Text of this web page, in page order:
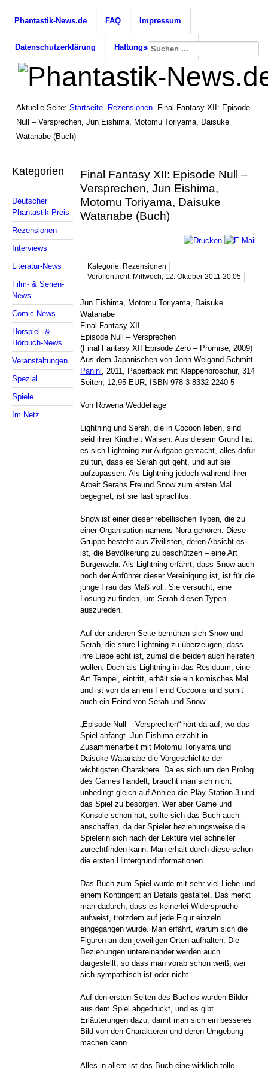
Phantastik-News.de FAQ Impressum
Datenschutzerklärung Haftungsausschluss
Aktuelle Seite: Startseite Rezensionen
Final Fantasy XII: Episode
Null – Versprechen, Jun Eishima, Motomu Toriyama, Daisuke
Watanabe (Buch)
Kategorien
Deutscher
Phantastik Preis
Rezensionen
Interviews
Literatur-News
Film- & Serien-
News
Comic-News
Hörspiel- &
Hörbuch-News
Veranstaltungen
Spezial
Spiele
Im Netz
Final Fantasy XII: Episode Null –
Versprechen, Jun Eishima,
Motomu Toriyama, Daisuke
Watanabe (Buch)
Kategorie: Rezensionen
Veröffentlicht: Mittwoch, 12. Oktober 2011 20:05
Jun Eishima, Motomu Toriyama, Daisuke
Watanabe
Final Fantasy XII
Episode Null – Versprechen
(Final Fantasy XII Episode Zero – Promise, 2009)
Aus dem Japanischen von John Weigand-Schmitt
Panini , 2011, Paperback mit Klappenbroschur, 314
Seiten, 12,95 EUR, ISBN 978-3-8332-2240-5
Von Rowena Weddehage
Lightning und Serah, die in Cocoon leben, sind
seid ihrer Kindheit Waisen. Aus diesem Grund hat
es sich Lightning zur Aufgabe gemacht, alles dafür
zu tun, dass es Serah gut geht, und auf sie
aufzupassen. Als Lightning jedoch während ihrer
Arbeit Serahs Freund Snow zum ersten Mal
begegnet, ist sie fast sprachlos.
Snow ist einer dieser rebellischen Typen, die zu
einer Organisation namens Nora gehören. Diese
Gruppe besteht aus Zivilisten, deren Absicht es
ist, die Bevölkerung zu beschützen – eine Art
Bürgerwehr. Als Lightning erfährt, dass Snow auch
noch der Anführer dieser Vereinigung ist, ist für die
junge Frau das Maß voll. Sie versucht, eine
Lösung zu finden, um Serah diesen Typen
auszureden.
Auf der anderen Seite bemühen sich Snow und
Serah, die sture Lightning zu überzeugen, dass
ihre Liebe echt ist, zumal die beiden auch heiraten
wollen. Doch als Lightning in das Residuum, eine
Art Tempel, eintritt, erhält sie ein komisches Mal
und ist von da an ein Feind Cocoons und somit
auch ein Feind von Serah und Snow.
„Episode Null – Versprechen“ hört da auf, wo das
Spiel anfängt. Jun Eishima erzählt in
Zusammenarbeit mit Motomu Toriyama und
Daisuke Watanabe die Vorgeschichte der
wichtigsten Charaktere. Da es sich um den Prolog
des Games handelt, braucht man sich nicht
unbedingt gleich auf Anhieb die Play Station 3 und
das Spiel zu besorgen. Wer aber Game und
Konsole schon hat, sollte sich das Buch auch
anschaffen, da der Spieler beziehungsweise die
Spielerin sich nach der Lektüre viel schneller
zurechtfinden kann. Man erhält durch diese schon
die ersten Hintergrundinformationen.
Das Buch zum Spiel wurde mit sehr viel Liebe und
einem Kontingent an Details gestaltet. Das merkt
man dadurch, dass es keinerlei Widersprüche
aufweist, trotzdem auf jede Figur einzeln
eingegangen wurde. Man erfährt, warum sich die
Figuren an den jeweiligen Orten aufhalten. Die
Beziehungen untereinander werden auch
dargestellt, so dass man vorab schon weiß, wer
sich sympathisch ist oder nicht.
Auf den ersten Seiten des Buches wurden Bilder
aus dem Spiel abgedruckt, und es gibt
Erläuterungen dazu, damit man sich ein besseres
Bild von den Charakteren und deren Umgebung
machen kann.
Alles in allem ist das Buch eine wirklich tolle